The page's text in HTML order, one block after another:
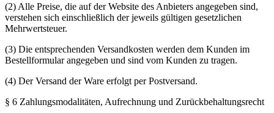
(2) Alle Preise, die auf der Website des Anbieters angegeben sind,
verstehen sich einschließlich der jeweils gültigen gesetzlichen
Mehrwertsteuer.
(3) Die entsprechenden Versandkosten werden dem Kunden im
Bestellformular angegeben und sind vom Kunden zu tragen.
(4) Der Versand der Ware erfolgt per Postversand.
§ 6 Zahlungsmodalitäten, Aufrechnung und Zurückbehaltungsrecht